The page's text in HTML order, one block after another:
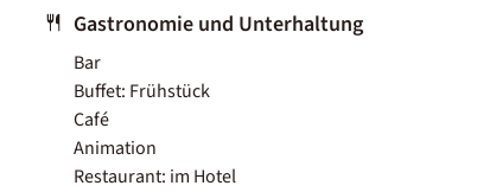
Gastronomie und Unterhaltung
Bar
Buffet: Frühstück
Café
Animation
Restaurant: im Hotel